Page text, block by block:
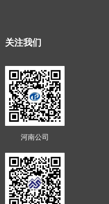
关注我们
河南公司